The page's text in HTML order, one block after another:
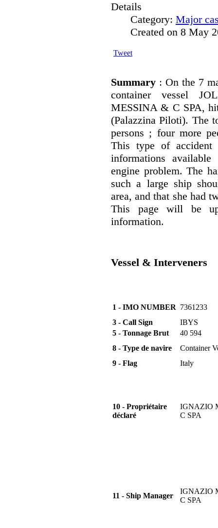
Details
Category: Major
Created on 8 May
Tweet
Summary : On the 7
container vessel
MESSINA & C SPA,
(Palazzina Piloti). The
persons ; four more
This type of
informations
engine problem. The
such a large ship
area, and that she had
This page will be
information.
Vessel & Interveners
1 - IMO NUMBER 7361233
3 - Call Sign
IBYS
5 - Tonnage Brut
40 594
8 - Type de navire
Container
9 - Flag
Italy
10 - Propriétaire
déclaré
IGNAZIO
C SPA
11 - Ship Manager
IGNAZIO
C SPA